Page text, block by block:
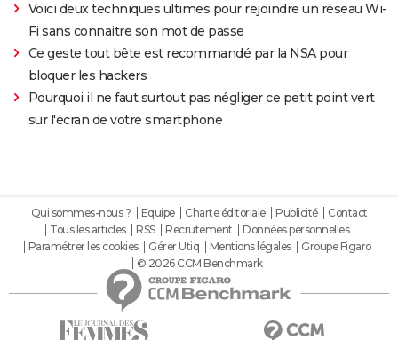
Voici deux techniques ultimes pour rejoindre un réseau Wi-
Fi sans connaitre son mot de passe
Ce geste tout bête est recommandé par la NSA pour
bloquer les hackers
Pourquoi il ne faut surtout pas négliger ce petit point vert
sur l'écran de votre smartphone
Qui sommes-nous ? Equipe Charte éditoriale Publicité
Contact
Tous les articles
RSS Recrutement
Données personnelles
Paramétrer les cookies
Gérer Utiq Mentions légales
Groupe Figaro
© 2026 CCM Benchmark